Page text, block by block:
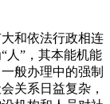
和依法行政相连
人”，其本能机能
般办理中的强制
关系日益复杂，